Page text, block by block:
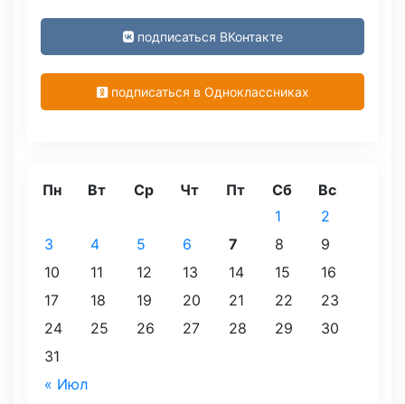
подписаться ВКонтакте
подписаться в Одноклассниках
Пн Вт Ср Чт Пт Сб Вс
« Июл
1
2
3
4 5 6 7 8
9
10
11 12 13 14 15
16
17
18 19 20 21 22
23
24
25 26 27 28 29
30
31